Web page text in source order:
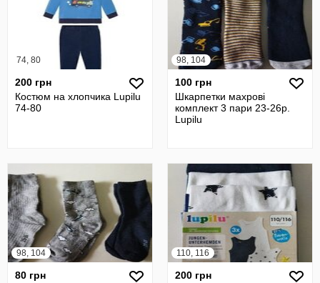
74, 80
200 грн
Костюм на хлопчика Lupilu
74-80
98, 104
100 грн
Шкарпетки махрові
комплект 3 пари 23-26р.
Lupilu
98, 104
80 грн
110, 116
200 грн